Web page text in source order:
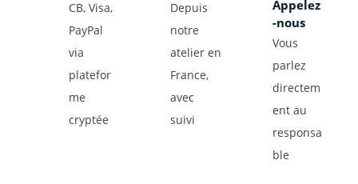
CB, Visa,
PayPal
via
platefor
me
cryptée
Depuis
notre
atelier en
France,
avec
suivi
Appelez
-nous
Vous
parlez
directem
ent au
responsa
ble